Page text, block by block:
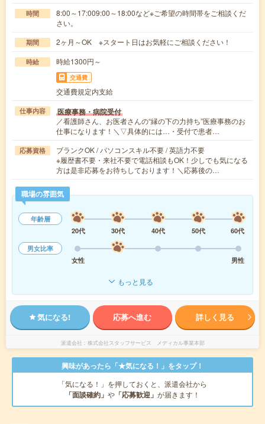
時間
8:00～17:009:00～18:00など※ご希望の時間帯をご相談くだ
さい。
期間 2ヶ月～OK ※スタート日はお気軽にご相談ください！
時給 時給1300円～
交通費
交通費規定内支給
仕事内容 医療事務・病院受付
／看護師さん、お医者さんの“縁の下の力持ち”医療事務のお
仕事になります！＼▽具体的には…・受付で患者…
応募資格
ブランクOK / パソコンスキル不要 / 英語力不要
※履歴書不要・来社不要で電話相談もOK！少しでも気になる
方は是非応募をお待ちしております！＼応募後の…
職場の雰囲気
年齢層
20代
30代 40代 50代
60代
男女比率
女性
男性
もっと見る
気になる! 応募へ進む 詳しく見る
派遣会社 株式会社スタッフサービス メディカル事業本部
興味があったら「★気になる！」をタップ！
「気になる！」を押しておくと、派遣会社から
「面談確約」 や 「応募歓迎」 が届きます！